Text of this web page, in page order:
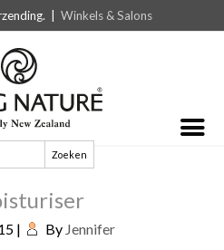
|Winkels & Salons
| By Jennifer